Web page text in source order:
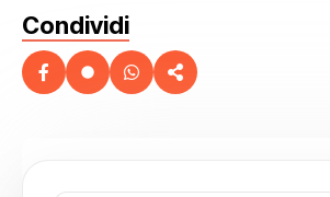
Condividi